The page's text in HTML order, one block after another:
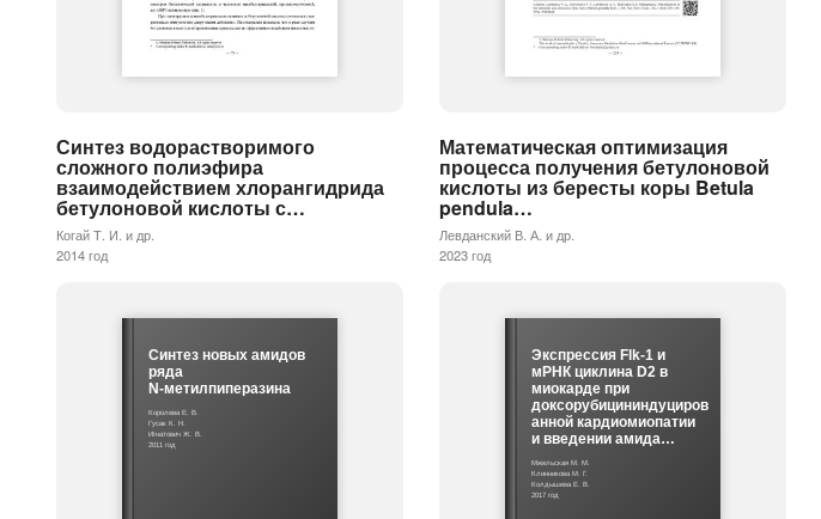
Синтез водорастворимого
сложного полиэфира
взаимодействием хлорангидрида
бетулоновой кислоты с…
Когай Т. И. и др.
2014 год
Математическая оптимизация
процесса получения бетулоновой
кислоты из бересты коры Betula
pendula…
Левданский В. А. и др.
2023 год
Синтез новых амидов
ряда
N-метилпиперазина
Королева Е. В.
Гусак К. Н.
Игнатович Ж. В.
2011 год
Экспрессия Flk-1 и
мРНК циклина D2 в
миокарде при
доксорубицининдуциров
анной кардиомиопатии
и введении амида…
Мжельская М. М.
Клинникова М. Г.
Колдышева Е. В.
2017 год